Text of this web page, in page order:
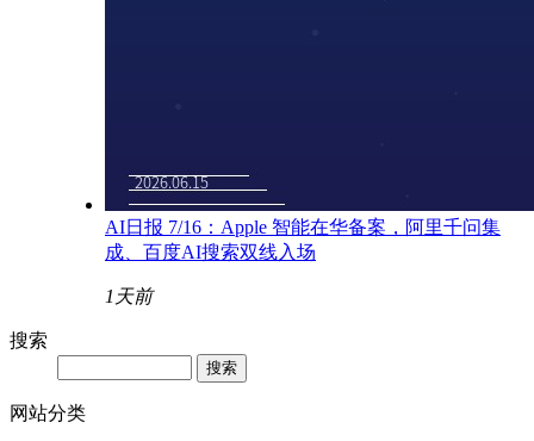
AI日报 7/16：Apple 智能在华备案，阿里千问集
成、百度AI搜索双线入场
1天前
搜索
网站分类